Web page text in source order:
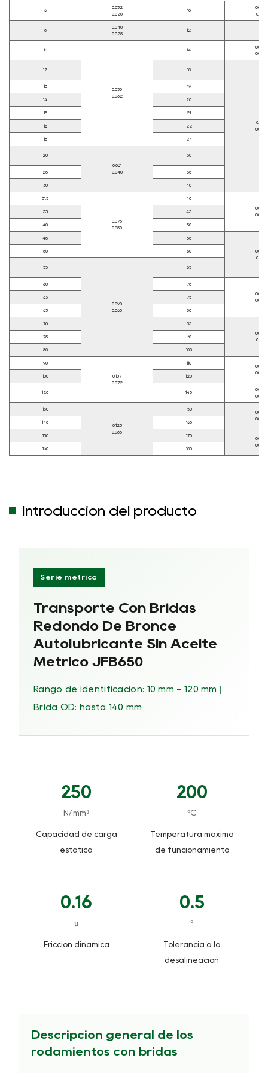
6
0.032
0.020
10
0.028
0.019
8
0.040
0.025
12
10
0.050
0.032
14
0.034
0.023
12 18
0.041
0.028
13 19
14 20
15 21
16 22
18 24
20
0.061
0.040
30
25 35
30 40
31.5
0.075
0.050
40
0.050
0.034
35 45
40 50
45 55
0.060
0.041
50 60
55
0.090
0.060
65
60 75
0.062
0.043
63 75
65 80
70 85
0.073
0.051
75 90
80 100
90
0.107
0.072
110
0.076
0.054
100
120
120 140
0.088
0.063
130
0.125
0.085
150
0.090
0.065
140
160
150 170
0.093
0.068
160
180
Introducción del producto
Serie métrica
Transporte Con Bridas
Redondo De Bronce
Autolubricante Sin Aceite
Métrico JFB650
Rango de identificación: 10 mm - 120 mm |
Brida OD: hasta 140 mm
250
N/mm²
Capacidad de carga
estática
200
°C
Temperatura máxima
de funcionamiento
0.16
µ
Fricción dinámica
0.5
°
Tolerancia a la
desalineación
Descripción general de los
rodamientos con bridas